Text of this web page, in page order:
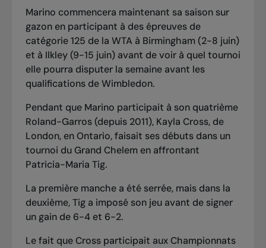
Marino commencera maintenant sa saison sur
gazon en participant à des épreuves de
catégorie 125 de la WTA à Birmingham (2-8 juin)
et à Ilkley (9-15 juin) avant de voir à quel tournoi
elle pourra disputer la semaine avant les
qualifications de Wimbledon.
Pendant que Marino participait à son quatrième
Roland-Garros (depuis 2011), Kayla Cross, de
London, en Ontario, faisait ses débuts dans un
tournoi du Grand Chelem en affrontant
Patricia-Maria Tig.
La première manche a été serrée, mais dans la
deuxième, Tig a imposé son jeu avant de signer
un gain de 6-4 et 6-2.
Le fait que Cross participait aux Championnats